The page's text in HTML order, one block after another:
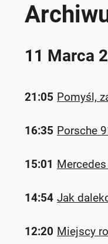
11 Marca
21:05 Pomyśl,
16:35 Porsche
15:01
14:54 Jak
12:20 Miejscy